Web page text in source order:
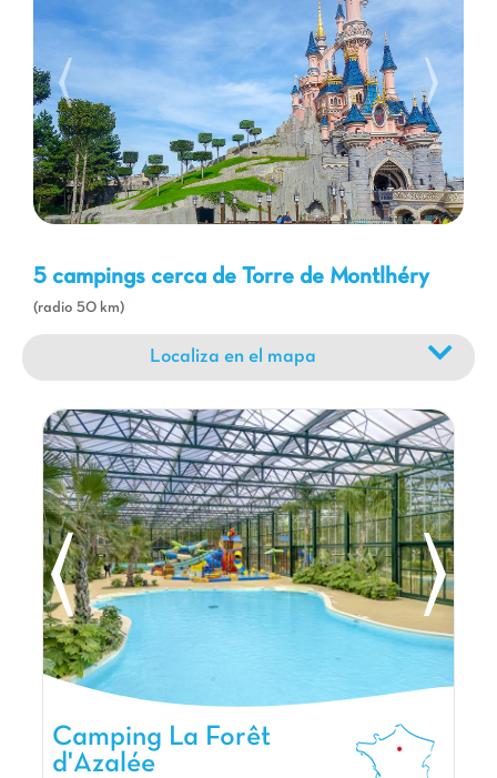
francilianos. Ya sea que sea un amante de la naturaleza, la
historia o simplemente busque descanso, un camping Capfun
es el punto de partida ideal para unas vacaciones memorables,
que combinan cultura, entretenimiento y convivencia.
5 campings cerca de Torre de Montlhéry
(radio 50 km)
Camping La Forêt d'Azalée, Camping Ile de Francia
Camping La Forêt
d'Azalée
Localiza en el mapa